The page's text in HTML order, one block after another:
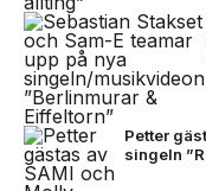
Petter
singeln